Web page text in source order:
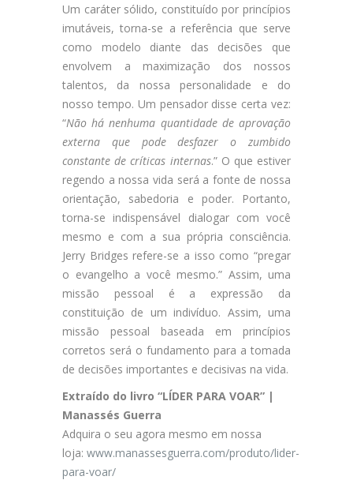
Um caráter sólido, constituído por princípios
imutáveis, torna-se a referência que serve
como modelo diante das decisões que
envolvem a maximização dos nossos
talentos, da nossa personalidade e do
nosso tempo. Um pensador disse certa vez:
“Não há nenhuma quantidade de aprovação
externa que pode desfazer o zumbido
constante de críticas internas.” O que estiver
regendo a nossa vida será a fonte de nossa
orientação, sabedoria e poder. Portanto,
torna-se indispensável dialogar com você
mesmo e com a sua própria consciência.
Jerry Bridges refere-se a isso como “pregar
o evangelho a você mesmo.” Assim, uma
missão pessoal é a expressão da
constituição de um indivíduo. Assim, uma
missão pessoal baseada em princípios
corretos será o fundamento para a tomada
de decisões importantes e decisivas na vida.
Extraído do livro “LÍDER PARA VOAR” |
Manassés Guerra
Adquira o seu agora mesmo em nossa
loja: www.manassesguerra.com/produto/lider-
para-voar/